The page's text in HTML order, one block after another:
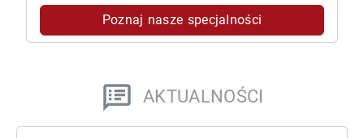
Poznaj nasze specjalności
AKTUALNOŚCI